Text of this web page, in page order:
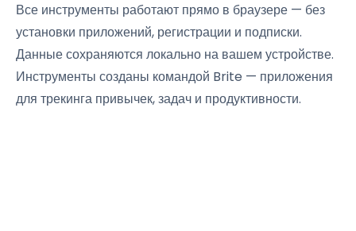
Все инструменты работают прямо в браузере — без
установки приложений, регистрации и подписки.
Данные сохраняются локально на вашем устройстве.
Инструменты созданы командой Brite — приложения
для трекинга привычек, задач и продуктивности.